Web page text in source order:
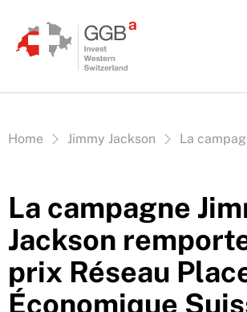
Vous êtes ici:
Home Jimmy Jackson La
La campagne
Jackson
prix Réseau
Économique